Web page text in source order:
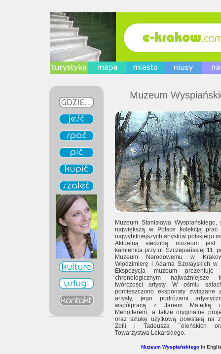
Muzeum
Muzeum Stanisława Wyspiańskiego,
największą w Polsce kolekcją prac
najwybitniejszych artystów polskiego
Aktualną siedzibą muzeum jest
kamienica przy ul. Szczepańskiej 11,
Muzeum Narodowemu w
Włodzimierę i Adama Szołayskich w
Ekspozycja muzeum
chronologicznym najważniejsze
twórczości artysty. W ośmiu
pomieszczono eksponaty związane
artysty, jego podróżami
współpracą z Janem Matejką
Mehofferem, a także oryginalne
oraz sztukę użytkową powstałą na
Zofii i Tadeusza ¯eleńskich
Towarzystwa Lekarskiego.
Muzeum Wyspiańskiegoin